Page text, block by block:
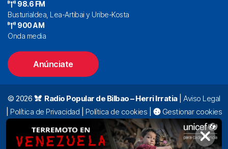
98.6 FM
Busturialdea, Lea-Artibai y Uribe-Kosta
900 AM
Onda media
Anúnciate
© 2026 Radio Popular de Bilbao – Herri Irratia|Aviso Legal
Política de Privacidad Política de cookies
Gestionar cookies
Alda. Mazarredo, 47 – 7º 48009 Bilbao |
94 423 92 00|
oyentes@radiopopular.com